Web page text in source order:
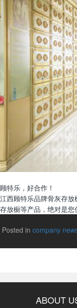
顾特乐，好合作！
江西顾特乐品牌骨灰存
存放橱等产品，绝对是您
Posted in company
ABOUT